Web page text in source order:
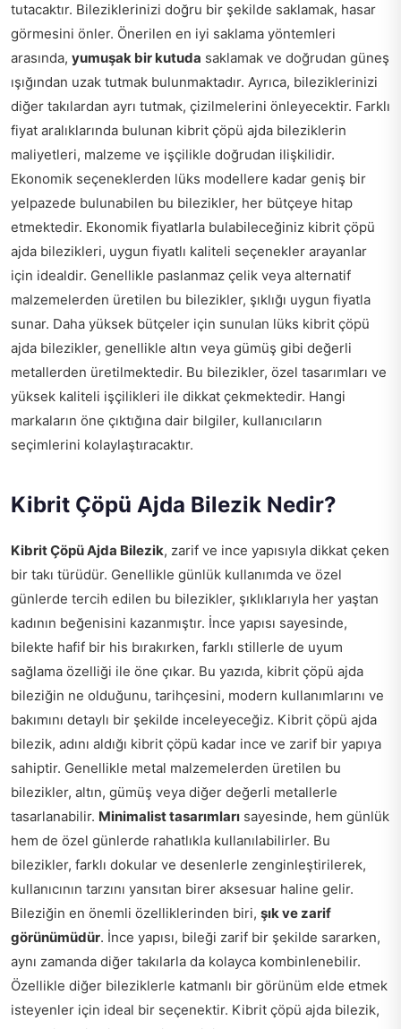
tutacaktır. Bileziklerinizi doğru bir şekilde saklamak, hasar
görmesini önler. Önerilen en iyi saklama yöntemleri
arasında, yumuşak bir kutuda saklamak ve doğrudan güneş
ışığından uzak tutmak bulunmaktadır. Ayrıca, bileziklerinizi
diğer takılardan ayrı tutmak, çizilmelerini önleyecektir. Farklı
fiyat aralıklarında bulunan kibrit çöpü ajda bileziklerin
maliyetleri, malzeme ve işçilikle doğrudan ilişkilidir.
Ekonomik seçeneklerden lüks modellere kadar geniş bir
yelpazede bulunabilen bu bilezikler, her bütçeye hitap
etmektedir. Ekonomik fiyatlarla bulabileceğiniz kibrit çöpü
ajda bilezikleri, uygun fiyatlı kaliteli seçenekler arayanlar
için idealdir. Genellikle paslanmaz çelik veya alternatif
malzemelerden üretilen bu bilezikler, şıklığı uygun fiyatla
sunar. Daha yüksek bütçeler için sunulan lüks kibrit çöpü
ajda bilezikler, genellikle altın veya gümüş gibi değerli
metallerden üretilmektedir. Bu bilezikler, özel tasarımları ve
yüksek kaliteli işçilikleri ile dikkat çekmektedir. Hangi
markaların öne çıktığına dair bilgiler, kullanıcıların
seçimlerini kolaylaştıracaktır.
Kibrit Çöpü Ajda Bilezik Nedir?
Kibrit Çöpü Ajda Bilezik, zarif ve ince yapısıyla dikkat çeken
bir takı türüdür. Genellikle günlük kullanımda ve özel
günlerde tercih edilen bu bilezikler, şıklıklarıyla her yaştan
kadının beğenisini kazanmıştır. İnce yapısı sayesinde,
bilekte hafif bir his bırakırken, farklı stillerle de uyum
sağlama özelliği ile öne çıkar. Bu yazıda, kibrit çöpü ajda
bileziğin ne olduğunu, tarihçesini, modern kullanımlarını ve
bakımını detaylı bir şekilde inceleyeceğiz. Kibrit çöpü ajda
bilezik, adını aldığı kibrit çöpü kadar ince ve zarif bir yapıya
sahiptir. Genellikle metal malzemelerden üretilen bu
bilezikler, altın, gümüş veya diğer değerli metallerle
tasarlanabilir. Minimalist tasarımları sayesinde, hem günlük
hem de özel günlerde rahatlıkla kullanılabilirler. Bu
bilezikler, farklı dokular ve desenlerle zenginleştirilerek,
kullanıcının tarzını yansıtan birer aksesuar haline gelir.
Bileziğin en önemli özelliklerinden biri, şık ve zarif
görünümüdür. İnce yapısı, bileği zarif bir şekilde sararken,
aynı zamanda diğer takılarla da kolayca kombinlenebilir.
Özellikle diğer bileziklerle katmanlı bir görünüm elde etmek
isteyenler için ideal bir seçenektir. Kibrit çöpü ajda bilezik,